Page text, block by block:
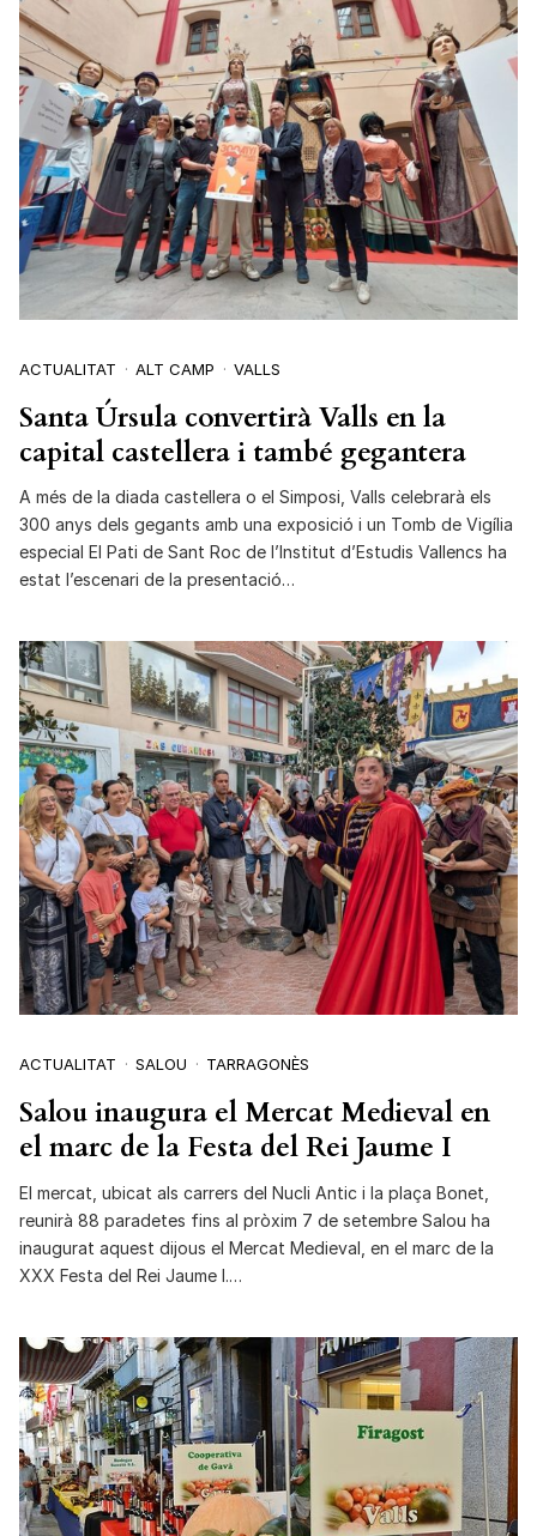
ACTUALITAT ALT CAMP VALLS
Santa Úrsula convertirà Valls en la
capital castellera i també gegantera
A més de la diada castellera o el Simposi, Valls celebrarà els
300 anys dels gegants amb una exposició i un Tomb de Vigília
especial El Pati de Sant Roc de l’Institut d’Estudis Vallencs ha
estat l’escenari de la presentació…
ACTUALITAT SALOU TARRAGONÈS
Salou inaugura el Mercat Medieval en
el marc de la Festa del Rei Jaume I
El mercat, ubicat als carrers del Nucli Antic i la plaça Bonet,
reunirà 88 paradetes fins al pròxim 7 de setembre Salou ha
inaugurat aquest dijous el Mercat Medieval, en el marc de la
XXX Festa del Rei Jaume I.…